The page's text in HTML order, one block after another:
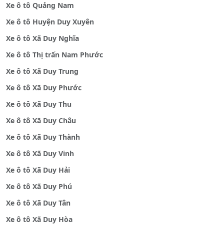
Xe ô tô Quảng Nam
Xe ô tô Huyện Duy Xuyên
Xe ô tô Xã Duy Nghĩa
Xe ô tô Thị trấn Nam Phước
Xe ô tô Xã Duy Trung
Xe ô tô Xã Duy Phước
Xe ô tô Xã Duy Thu
Xe ô tô Xã Duy Châu
Xe ô tô Xã Duy Thành
Xe ô tô Xã Duy Vinh
Xe ô tô Xã Duy Hải
Xe ô tô Xã Duy Phú
Xe ô tô Xã Duy Tân
Xe ô tô Xã Duy Hòa